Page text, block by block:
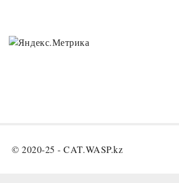
© 2020-25 -CAT.WASP.kz